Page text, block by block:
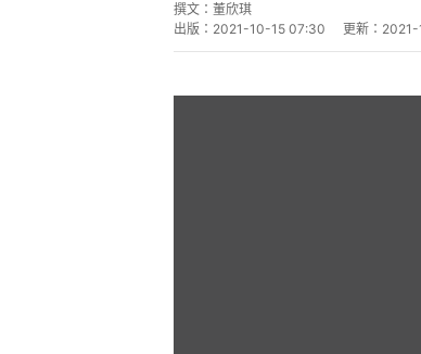
撰文： 董欣琪
出版： 2021-10-15 07:30 更新：